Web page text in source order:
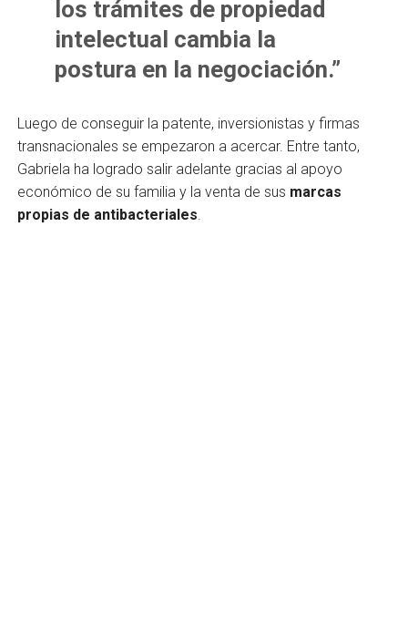
los trámites de propiedad
intelectual cambia la
postura en la negociación.”
Luego de conseguir la patente, inversionistas y firmas
transnacionales se empezaron a acercar. Entre tanto,
Gabriela ha logrado salir adelante gracias al apoyo
económico de su familia y la venta de sus marcas
propias de antibacteriales.